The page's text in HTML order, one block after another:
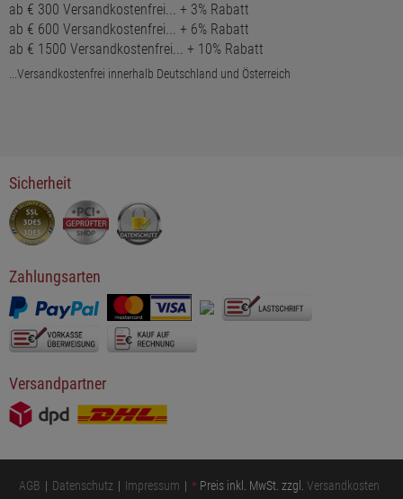
ab € 300 Versandkostenfrei... + 3% Rabatt
ab € 600 Versandkostenfrei... + 6% Rabatt
ab € 1500 Versandkostenfrei... + 10% Rabatt
...Versandkostenfrei innerhalb Deutschland und Österreich
Sicherheit
Zahlungsarten
Versandpartner
AGB Datenschutz Impressum * Preis inkl. MwSt. zzgl. Versandkosten